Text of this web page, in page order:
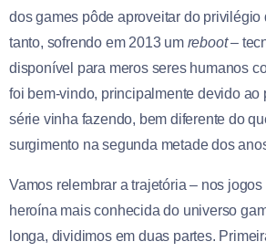
dos games pôde aproveitar do privilégio
tanto, sofrendo em 2013 um reboot–
disponível para meros seres humanos
foi bem-vindo, principalmente devido ao
série vinha fazendo, bem diferente do
surgimento na segunda metade dos
Vamos relembrar a trajetória – nos
heroína mais conhecida do universo
longa, dividimos em duas partes.